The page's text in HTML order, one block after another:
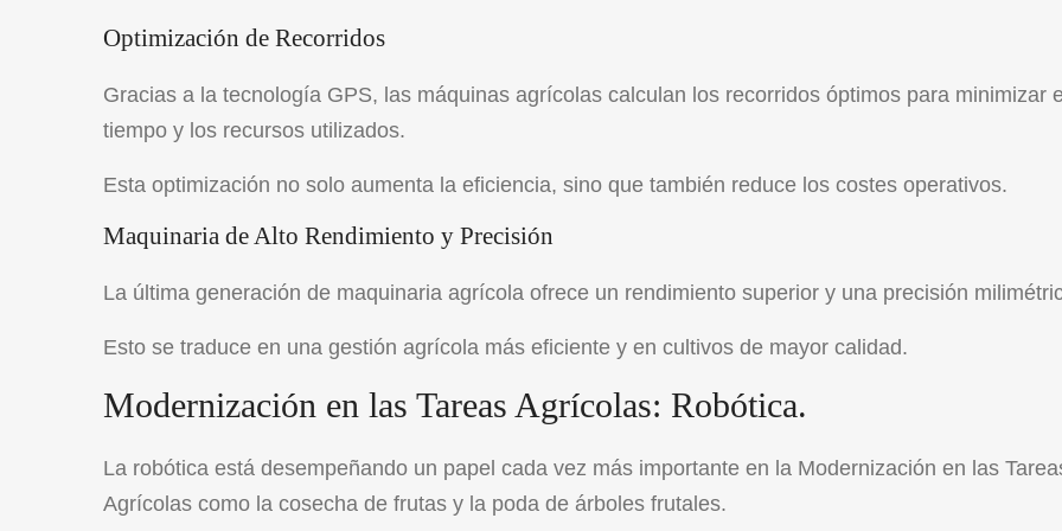
Optimización de Recorridos
Gracias a la tecnología GPS, las máquinas agrícolas calculan los recorridos óptimos para minimizar
tiempo y los recursos utilizados.
Esta optimización no solo aumenta la eficiencia, sino que también reduce los costes operativos.
Maquinaria de Alto Rendimiento y Precisión
La última generación de maquinaria agrícola ofrece un rendimiento superior y una precisión
Esto se traduce en una gestión agrícola más eficiente y en cultivos de mayor calidad.
Modernización en las Tareas Agrícolas: Robótica.
La robótica está desempeñando un papel cada vez más importante en la Modernización en las
Agrícolas como la cosecha de frutas y la poda de árboles frutales.